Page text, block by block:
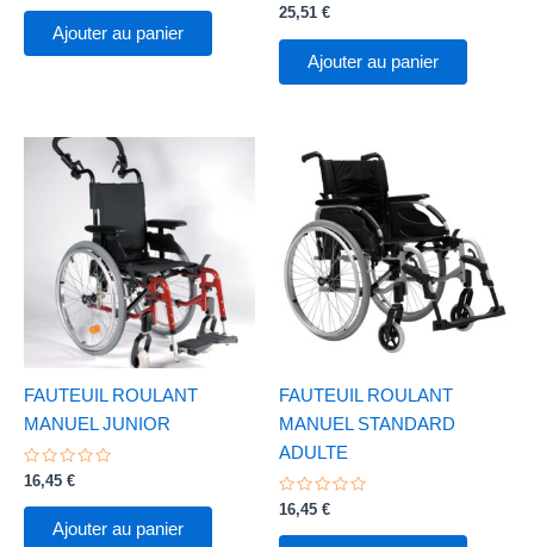
sur
Ajouter au panier
Note
sur
25,51 €
Ajouter au panier
FAUTEUIL ROULANT
MANUEL JUNIOR
Note
0
sur
16,45 €
Ajouter au panier
FAUTEUIL ROULANT
MANUEL STANDARD
ADULTE
Note
0
sur
16,45 €